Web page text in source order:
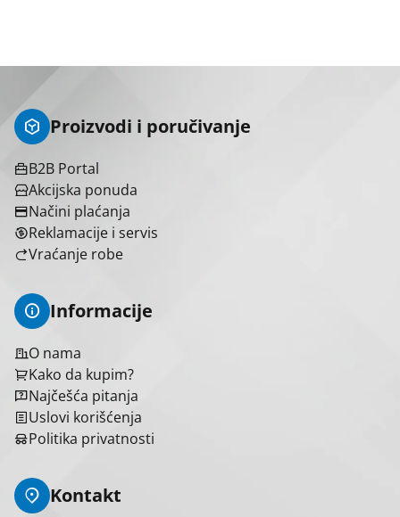
Brend
Index VM
Razni proizvođači
Izbriši sve
Proizvodi i poručivanje
B2B Portal
Akcijska ponuda
Načini plaćanja
Reklamacije i servis
Vraćanje robe
Informacije
O nama
Kako da kupim?
Najčešća pitanja
Uslovi korišćenja
Politika privatnosti
Kontakt